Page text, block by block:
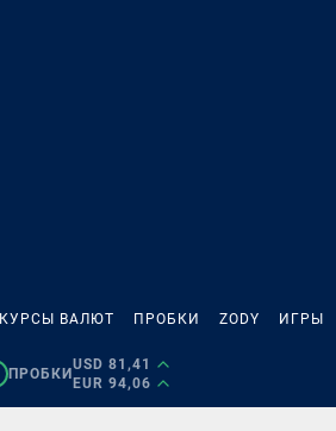
КУРСЫ ВАЛЮТ ПРОБКИ ZODY ИГРЫ
ПРОБКИ
USD 81,41
EUR 94,06